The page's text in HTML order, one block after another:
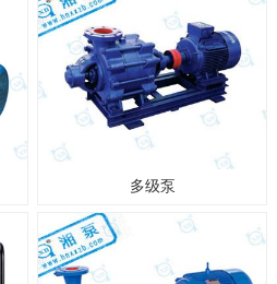
多级泵